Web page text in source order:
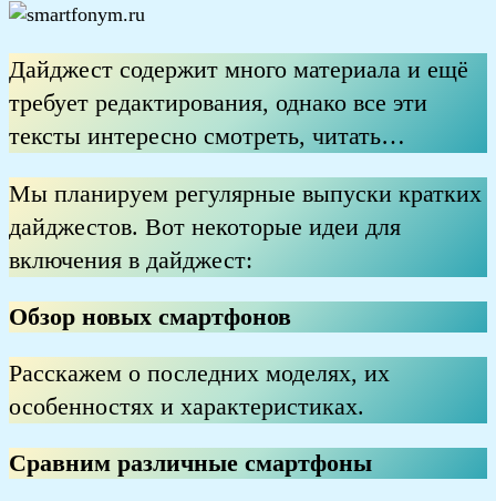
Дайджест содержит много материала и ещё
требует редактирования, однако все эти
тексты интересно смотреть, читать…
Мы планируем регулярные выпуски кратких
дайджестов. Вот некоторые идеи для
включения в дайджест:
Обзор новых смартфонов
Расскажем о последних моделях, их
особенностях и характеристиках.
Сравним различные смартфоны